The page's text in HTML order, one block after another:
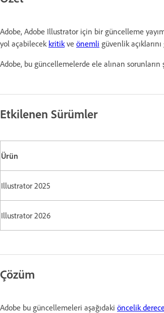
Adobe, Adobe Illustrator için bir güncelleme
yol açabilecek kritik ve önemli güvenlik
Adobe, bu güncellemelerde ele alınan sorunların
Etkilenen Sürümler
Ürün
Illustrator 2025
Illustrator 2026
Çözüm
Adobe bu güncellemeleri aşağıdaki öncelik